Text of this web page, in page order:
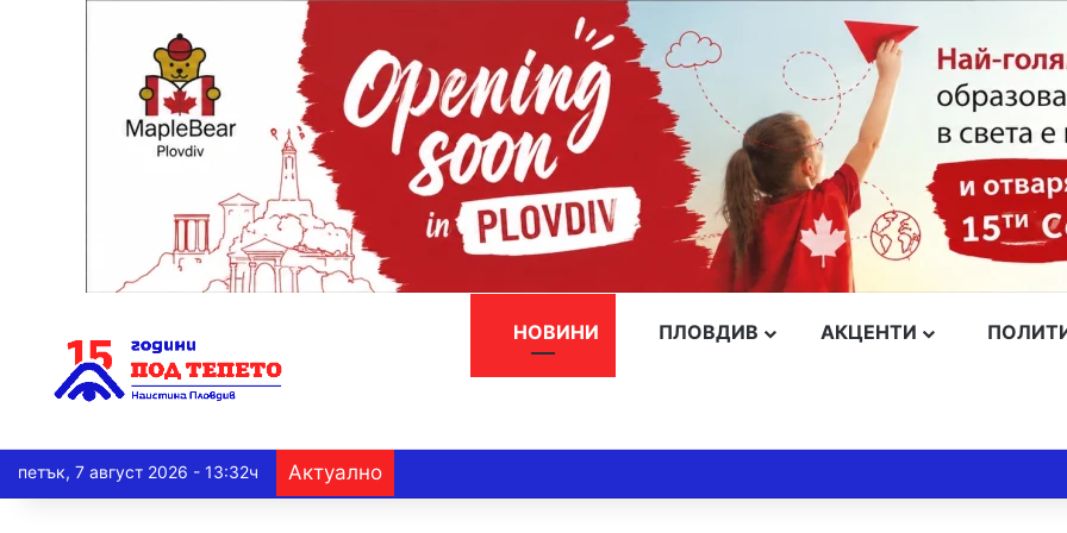
НОВИНИ ПЛОВДИВ АКЦЕНТИ
петък, 7 август 2026 - 13:32ч Актуално